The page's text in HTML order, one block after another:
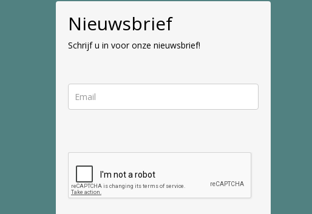
Nieuwsbrief
Schrijf u in voor onze nieuwsbrief!